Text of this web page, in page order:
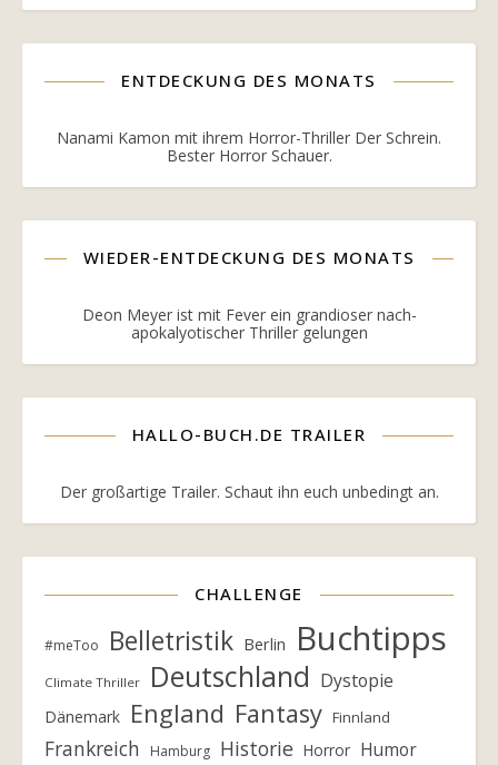
ENTDECKUNG DES MONATS
Nanami Kamon mit ihrem Horror-Thriller Der Schrein.
Bester Horror Schauer.
WIEDER-ENTDECKUNG DES MONATS
Deon Meyer ist mit Fever ein grandioser nach-
apokalyotischer Thriller gelungen
HALLO-BUCH.DE TRAILER
Der großartige Trailer. Schaut ihn euch unbedingt an.
CHALLENGE
#meToo Belletristik Berlin Buchtipps
Climate Thriller Deutschland Dystopie
Dänemark England Fantasy Finnland
Frankreich Hamburg Historie Horror Humor